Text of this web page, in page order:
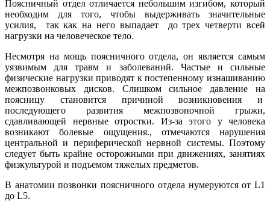
Поясничный отдел отличается небольшим изгибом, который
необходим для того, чтобы выдерживать значительные
усилия, так как на него выпадает до трех четверти всей
нагрузки на человеческое тело.
Несмотря на мощь поясничного отдела, он является самым
уязвимым для травм и заболеваний. Частые и сильные
физические нагрузки приводят к постепенному изнашиванию
межпозвонковых дисков. Слишком сильное давление на
поясницу становится причиной возникновения и
последующего развития межпозвоночной грыжи,
сдавливающей нервные отростки. Из-за этого у человека
возникают болевые ощущения., отмечаются нарушения
центральной и периферической нервной системы. Поэтому
следует быть крайне осторожными при движениях, занятиях
физкультурой и подъемом тяжелых предметов.
В анатомии позвонки поясничного отдела нумеруются от L1
до L5.